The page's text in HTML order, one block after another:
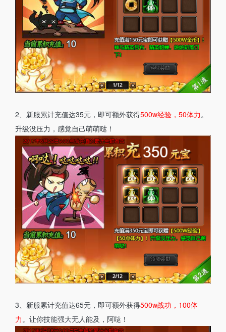
2、新服累计充值达35元，即可额外获得500w经验，50体力。
升级没压力，感觉自己萌萌哒！
3、新服累计充值达65元，即可额外获得500w战功，100体
力 。让你技能强大无人能及，阿哒！